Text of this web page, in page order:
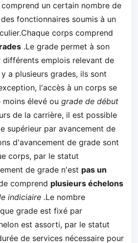
un certain nombre de
fonctionnaires soumis à un
corps comprend
.Le grade permet à son
emplois relevant de
a plusieurs grades, ils sont
l'accès à un corps se
élevé ou grade de début
de la carrière, il est possible
supérieur par avancement de
d'avancement de grade sont
corps, par le statut
de grade n'est pas un
comprend plusieurs échelons
indiciaire .Le nombre
grade est fixé par
est assorti, par le statut
de services nécessaire pour